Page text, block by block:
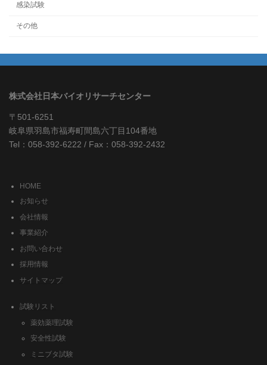
感染試験
その他
株式会社日本バイオリサーチセンター
〒501-6251
岐阜県羽島市福寿町間島六丁目104番地
Tel：058-392-6222 / Fax：058-392-2432
HOME
お知らせ
会社情報
事業紹介
お問い合わせ
採用情報
サイトマップ
試験リスト
薬効薬理試験
安全性試験
ミニブタ試験